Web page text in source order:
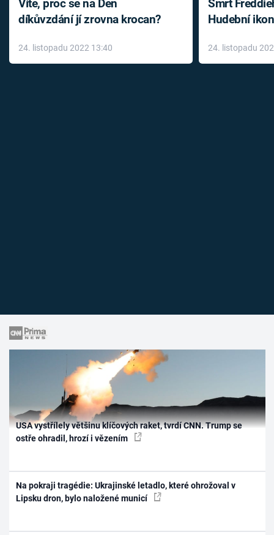
Víte, proč se na Den
díkůvzdání jí zrovna krocan?
24. listopadu 2022 13:40
Smrt
Hudební
léky
24. listopadu
USA vystřílely většinu klíčových raket, tvrdí CNN. Trump se
ostře ohradil, hrozí i vězením
Na pokraji tragédie: Ukrajinské letadlo, které ohrožoval v
Lipsku dron, bylo naložené municí